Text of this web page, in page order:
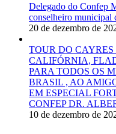
Delegado do Confep
conselheiro municipal
20 de dezembro de
TOUR DO CAYRES
CALIFÓRNIA,
PARA TODOS OS
BRASIL , AO
EM ESPECIAL
CONFEP DR.
10 de dezembro de